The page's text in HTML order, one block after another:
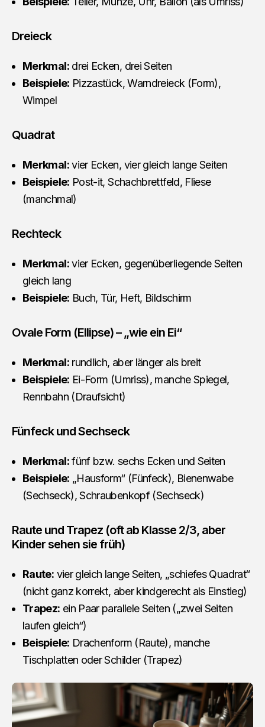
Dreieck
Merkmal:drei Ecken, drei Seiten
Beispiele: Pizzastück, Warndreieck (Form),
Wimpel
Quadrat
Merkmal:vier Ecken, vier gleich lange Seiten
Beispiele: Post-it, Schachbrettfeld, Fliese
(manchmal)
Rechteck
Merkmal:vier Ecken, gegenüberliegende Seiten
gleich lang
Beispiele: Buch, Tür, Heft, Bildschirm
Ovale Form (Ellipse) – „wie ein Ei“
Merkmal:rundlich, aber länger als breit
Beispiele: Ei-Form (Umriss), manche Spiegel,
Rennbahn (Draufsicht)
Fünfeck und Sechseck
Merkmal:fünf bzw. sechs Ecken und Seiten
Beispiele: „Hausform“ (Fünfeck), Bienenwabe
(Sechseck), Schraubenkopf (Sechseck)
Raute und Trapez (oft ab Klasse 2/3, aber
Kinder sehen sie früh)
Raute: vier gleich lange Seiten, „schiefes Quadrat“
(nicht ganz korrekt, aber kindgerecht als Einstieg)
Trapez: ein Paar parallele Seiten („zwei Seiten
laufen gleich“)
Beispiele: Drachenform (Raute), manche
Tischplatten oder Schilder (Trapez)